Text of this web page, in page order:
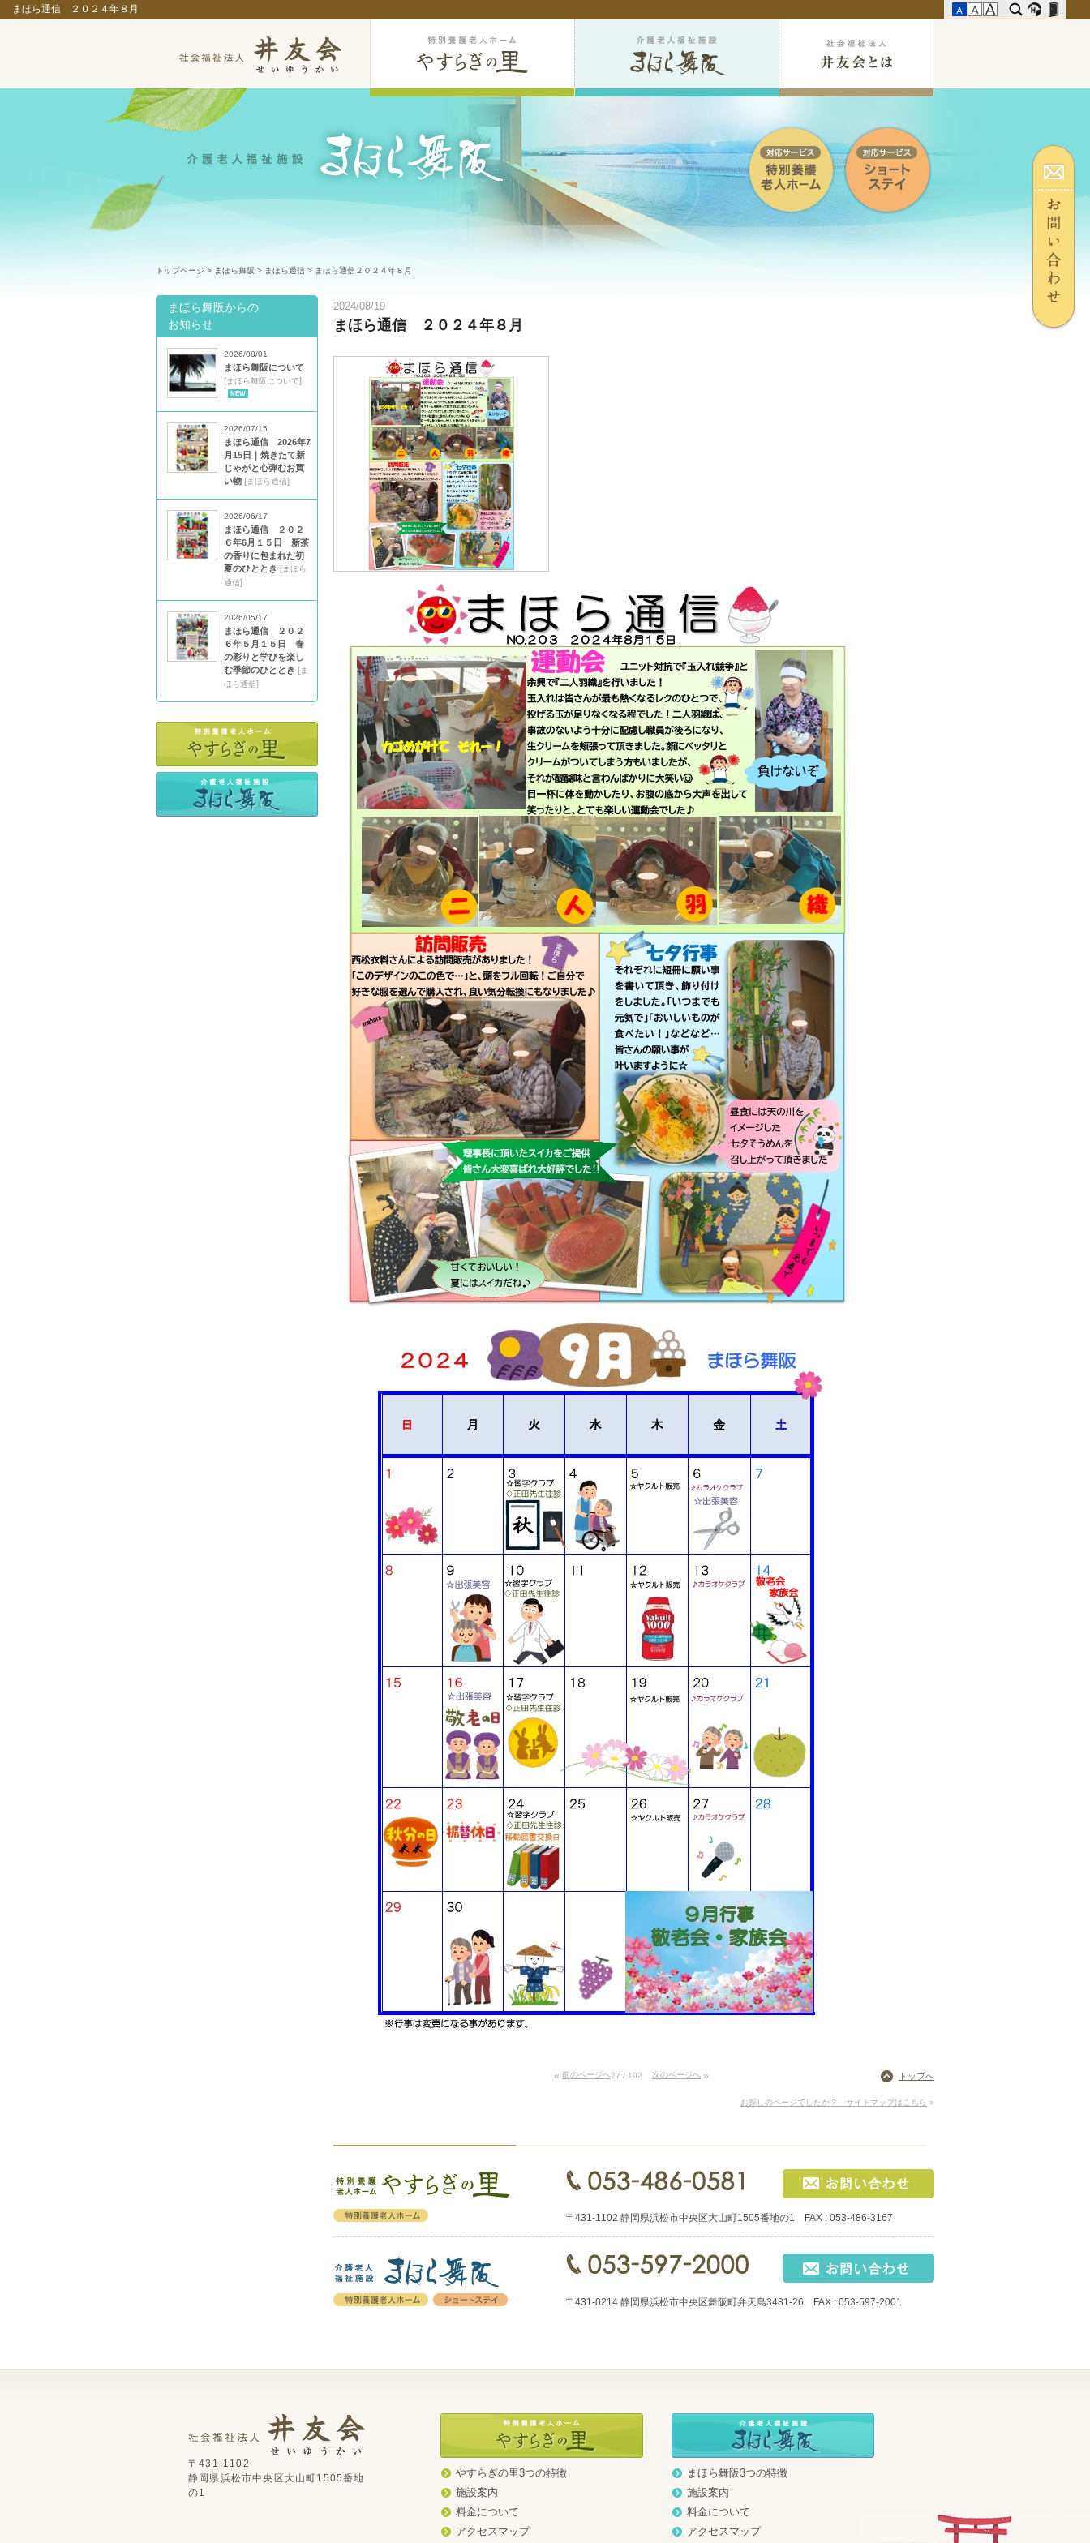
まほら通信 ２０２４年８月
トップページ > まほら舞阪 > まほら通信 > まほら通信２０２４年８月
2024/08/19
まほら通信 ２０２４年８月
« 前のページへ27 / 102 次のページへ » トップへ
お探しのページでしたか？ サイトマップはこちら »
〒431-1102 静岡県浜松市中央区大山町1505番地の1 FAX : 053-486-3167
〒431-0214 静岡県浜松市中央区舞阪町弁天島3481-26 FAX : 053-597-2001
まほら舞阪からの
お知らせ
2026/08/01
まほら舞阪について
[まほら舞阪について]
NEW
2026/07/15
まほら通信 2026年7
月15日｜焼きたて新
じゃがと心弾むお買
い物 [まほら通信]
2026/06/17
まほら通信 ２０２
６年6月１５日 新茶
の香りに包まれた初
夏のひととき [まほら
通信]
2026/05/17
まほら通信 ２０２
６年５月１５日 春
の彩りと学びを楽し
む季節のひととき [ま
ほら通信]
〒431-1102
静岡県浜松市中央区大山町1505番地
の1
やすらぎの里3つの特徴
施設案内
料金について
アクセスマップ
まほら舞阪3つの特徴
施設案内
料金について
アクセスマップ